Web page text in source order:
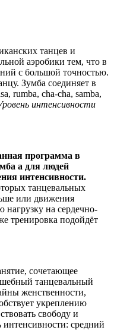
танцев и
аэробики тем, что в
с большой точностью.
Зумба соединяет в
rumba, cha-cha, samba,
интенсивности
программа в
a для людей
интенсивности.
танцевальных
или движения
на сердечно-
тренировка подойдёт
сочетающее
танцевальный
женственности,
укреплению
свободу и
интенсивности: средний